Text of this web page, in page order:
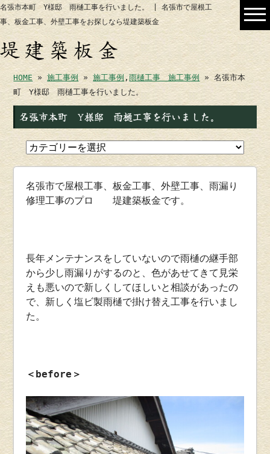
名張市本町 Y様邸 雨樋工事を行いました。 | 名張市で屋根工
事、板金工事、外壁工事をお探しなら堤建築板金
HOME »施工事例 »施工事例 ,雨樋工事 施工事例
» 名張市本
町 Y様邸 雨樋工事を行いました。
名張市本町 Y様邸 雨樋工事を行いました。
名張市で屋根工事、板金工事、外壁工事、雨漏り
修理工事のプロ 堤建築板金です。
長年メンテナンスをしていないので雨樋の継手部
から少し雨漏りがするのと、色があせてきて見栄
えも悪いので新しくしてほしいと相談があったの
で、新しく塩ビ製雨樋で掛け替え工事を行いまし
た。
＜before＞